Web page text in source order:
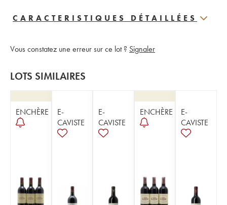
CARACTERISTIQUES DÉTAILLÉES
Vous constatez une erreur sur ce lot ? Signaler
LOTS SIMILAIRES
ENCHÈRE
E-
CAVISTE
E-
CAVISTE
ENCHÈRE
E-
CAVISTE